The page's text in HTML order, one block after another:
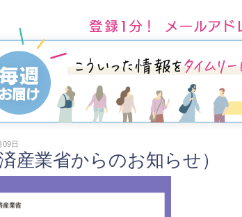
09日
済産業省からのお知らせ）